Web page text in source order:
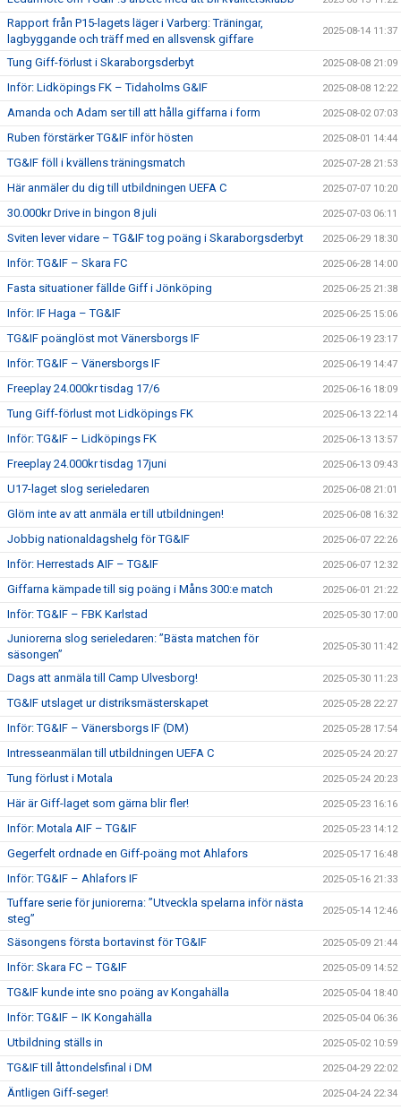
Rapport från P15-lagets läger i Varberg: Träningar,
lagbyggande och träff med en allsvensk giffare
2025-08-14 11:37
Tung Giff-förlust i Skaraborgsderbyt 2025-08-08 21:09
Inför: Lidköpings FK – Tidaholms G&IF 2025-08-08 12:22
Amanda och Adam ser till att hålla giffarna i form 2025-08-02 07:03
Ruben förstärker TG&IF inför hösten 2025-08-01 14:44
TG&IF föll i kvällens träningsmatch 2025-07-28 21:53
Här anmäler du dig till utbildningen UEFA C 2025-07-07 10:20
30.000kr Drive in bingon 8 juli 2025-07-03 06:11
Sviten lever vidare – TG&IF tog poäng i Skaraborgsderbyt 2025-06-29 18:30
Inför: TG&IF – Skara FC 2025-06-28 14:00
Fasta situationer fällde Giff i Jönköping 2025-06-25 21:38
Inför: IF Haga – TG&IF 2025-06-25 15:06
TG&IF poänglöst mot Vänersborgs IF 2025-06-19 23:17
Inför: TG&IF – Vänersborgs IF 2025-06-19 14:47
Freeplay 24.000kr tisdag 17/6 2025-06-16 18:09
Tung Giff-förlust mot Lidköpings FK 2025-06-13 22:14
Inför: TG&IF – Lidköpings FK 2025-06-13 13:57
Freeplay 24.000kr tisdag 17juni 2025-06-13 09:43
U17-laget slog serieledaren 2025-06-08 21:01
Glöm inte av att anmäla er till utbildningen! 2025-06-08 16:32
Jobbig nationaldagshelg för TG&IF 2025-06-07 22:26
Inför: Herrestads AIF – TG&IF 2025-06-07 12:32
Giffarna kämpade till sig poäng i Måns 300:e match 2025-06-01 21:22
Inför: TG&IF – FBK Karlstad 2025-05-30 17:00
Juniorerna slog serieledaren: ”Bästa matchen för
säsongen”
2025-05-30 11:42
Dags att anmäla till Camp Ulvesborg! 2025-05-30 11:23
TG&IF utslaget ur distriksmästerskapet 2025-05-28 22:27
Inför: TG&IF – Vänersborgs IF (DM) 2025-05-28 17:54
Intresseanmälan till utbildningen UEFA C 2025-05-24 20:27
Tung förlust i Motala 2025-05-24 20:23
Här är Giff-laget som gärna blir fler! 2025-05-23 16:16
Inför: Motala AIF – TG&IF 2025-05-23 14:12
Gegerfelt ordnade en Giff-poäng mot Ahlafors 2025-05-17 16:48
Inför: TG&IF – Ahlafors IF 2025-05-16 21:33
Tuffare serie för juniorerna: ”Utveckla spelarna inför nästa
steg”
2025-05-14 12:46
Säsongens första bortavinst för TG&IF 2025-05-09 21:44
Inför: Skara FC – TG&IF 2025-05-09 14:52
TG&IF kunde inte sno poäng av Kongahälla 2025-05-04 18:40
Inför: TG&IF – IK Kongahälla 2025-05-04 06:36
Utbildning ställs in 2025-05-02 10:59
TG&IF till åttondelsfinal i DM 2025-04-29 22:02
Äntligen Giff-seger! 2025-04-24 22:34